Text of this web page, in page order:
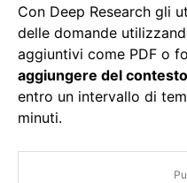
Con Deep Research gli
delle domande
aggiuntivi come PDF o
aggiungere del contesto
entro un intervallo di
minuti.